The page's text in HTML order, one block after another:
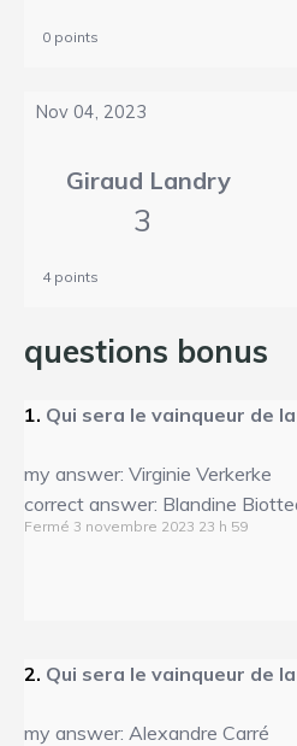
0 points
Nov 04, 2023
Giraud Landry
3
4 points
questions bonus
1. Qui sera le vainqueur de
my answer: Virginie Verkerke
correct answer: Blandine
Fermé 3 novembre 2023 23 h 59
2. Qui sera le vainqueur de
my answer: Alexandre Carré